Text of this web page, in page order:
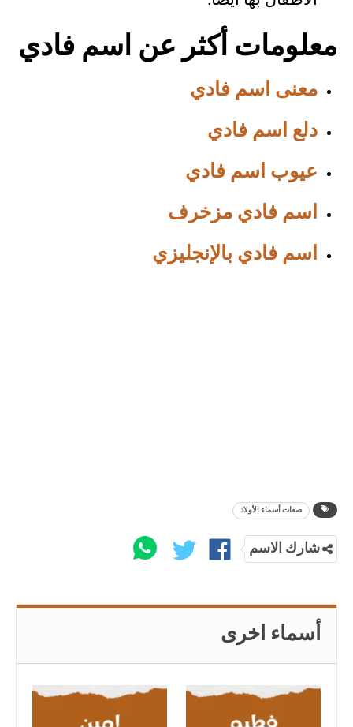
معلومات أكثر عن اسم فادي
معنى اسم فادي
دلع اسم فادي
عيوب اسم فادي
اسم فادي مزخرف
اسم فادي بالإنجليزي
صفات أسماء الأولاد
شارك الاسم
أسماء اخرى